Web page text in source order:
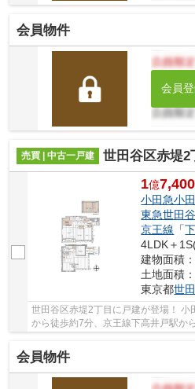
会員物件
会員
売買 | 中古一戸建 世田谷区赤堤2
1億7,400
小田急小
東急世田
京王線 「
4LDK＋
建物面積
土地面積
東京都世
世田谷区赤堤2丁目に戸建が登場！ 小
から徒歩約7分、京王線下高井戸駅か
会員物件